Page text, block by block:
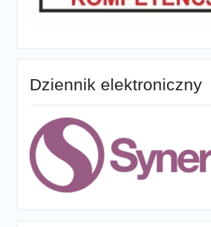
Dziennik elektroniczny